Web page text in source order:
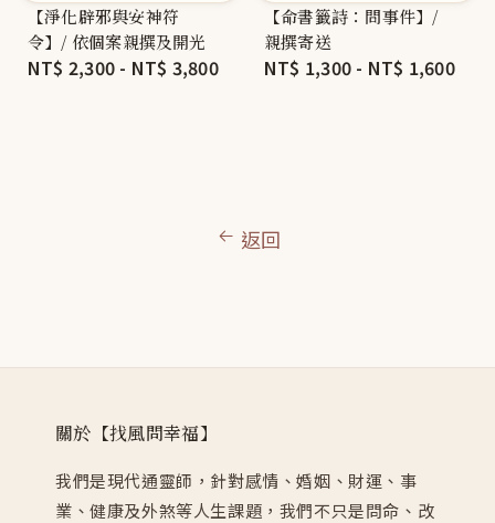
【淨化辟邪與安神符
令】/ 依個案親撰及開光
Regular
NT$ 2,300 - NT$ 3,800
【命書籤詩：問事件】/
親撰寄送
Regular
NT$ 1,300 - NT$ 1,600
返回
關於【找風問幸福】
我們是現代通靈師，針對感情、婚姻、財運、事
業、健康及外煞等人生課題，我們不只是問命、改